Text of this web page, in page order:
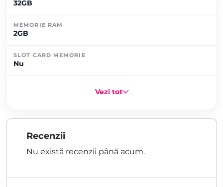
32GB
MEMORIE RAM
2GB
SLOT CARD MEMORIE
Nu
Vezi tot
Recenzii
Nu există recenzii până acum.